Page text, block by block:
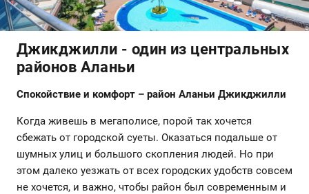
Джикджилли - один из центральных
районов Аланьи
Спокойствие и комфорт – район Аланьи Джикджилли
Когда живешь в мегаполисе, порой так хочется
сбежать от городской суеты. Оказаться подальше от
шумных улиц и большого скопления людей. Но при
этом далеко уезжать от всех городских удобств совсем
не хочется, и важно, чтобы район был современным и